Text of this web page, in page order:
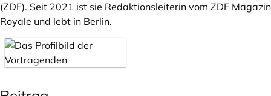
(ZDF). Seit 2021 ist sie Redaktionsleiterin vom ZDF Magazin
Royale und lebt in Berlin.